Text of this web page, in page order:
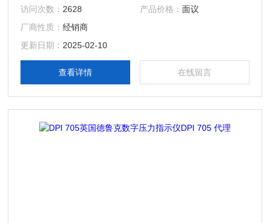
访问次数： 2628 产品价格： 面议
厂商性质：经销商
更新日期： 2025-02-10
查看详情 在线留言